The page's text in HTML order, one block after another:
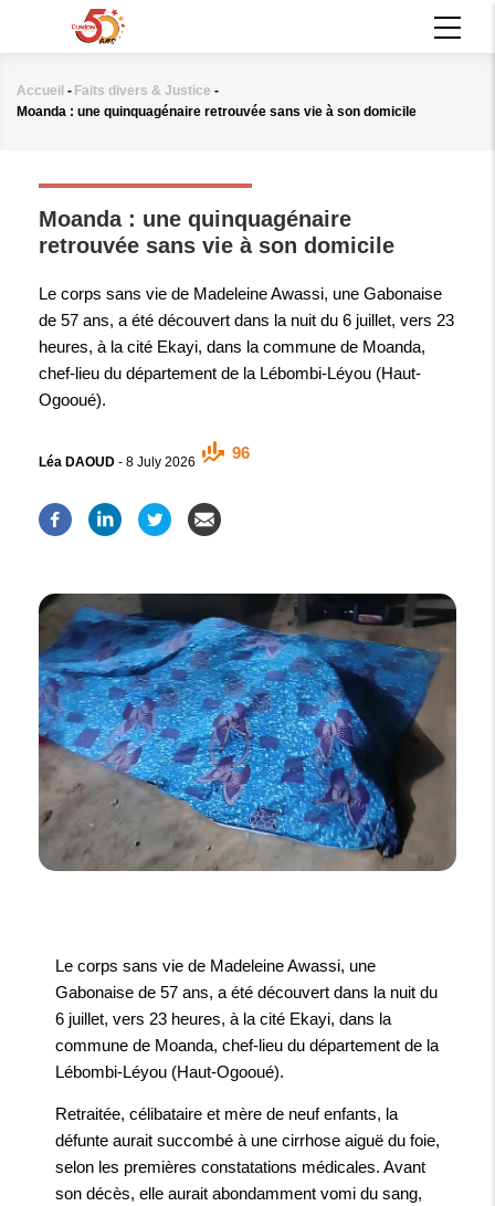
principal
Fil
Accueil - Faits divers & Justice -
Moanda : une quinquagénaire retrouvée sans vie à son domicile
Moanda : une quinquagénaire
retrouvée sans vie à son domicile
Le corps sans vie de Madeleine Awassi, une Gabonaise
de 57 ans, a été découvert dans la nuit du 6 juillet, vers 23
heures, à la cité Ekayi, dans la commune de Moanda,
chef-lieu du département de la Lébombi-Léyou (Haut-
Ogooué).
Léa DAOUD - 8 July 2026
96
Le corps sans vie de Madeleine Awassi, une
Gabonaise de 57 ans, a été découvert dans la nuit du
6 juillet, vers 23 heures, à la cité Ekayi, dans la
commune de Moanda, chef-lieu du département de la
Lébombi-Léyou (Haut-Ogooué).
Retraitée, célibataire et mère de neuf enfants, la
défunte aurait succombé à une cirrhose aiguë du foie,
selon les premières constatations médicales. Avant
son décès, elle aurait abondamment vomi du sang,